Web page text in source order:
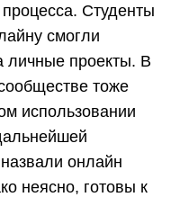
Студенты
смогли
личные проекты. В
тоже
использовании
онлайн
неясно, готовы к